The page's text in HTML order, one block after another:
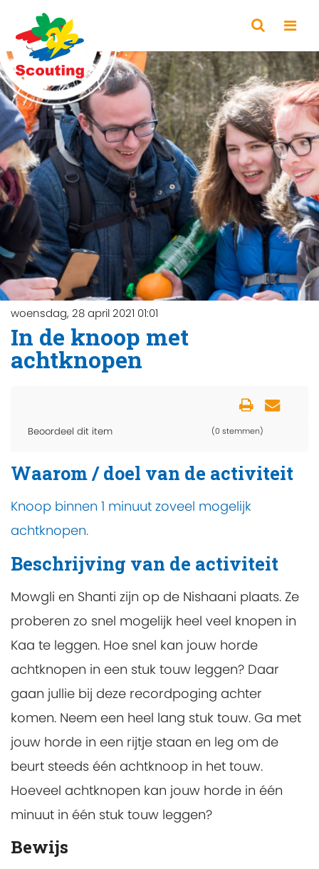
woensdag, 28 april 2021 01:01
In de knoop met
achtknopen
Beoordeel dit item (0 stemmen)
Waarom / doel van de activiteit
Knoop binnen 1 minuut zoveel mogelijk
achtknopen.
Beschrijving van de activiteit
Mowgli en Shanti zijn op de Nishaani plaats. Ze
proberen zo snel mogelijk heel veel knopen in
Kaa te leggen. Hoe snel kan jouw horde
achtknopen in een stuk touw leggen? Daar
gaan jullie bij deze recordpoging achter
komen. Neem een heel lang stuk touw. Ga met
jouw horde in een rijtje staan en leg om de
beurt steeds één achtknoop in het touw.
Hoeveel achtknopen kan jouw horde in één
minuut in één stuk touw leggen?
Bewijs